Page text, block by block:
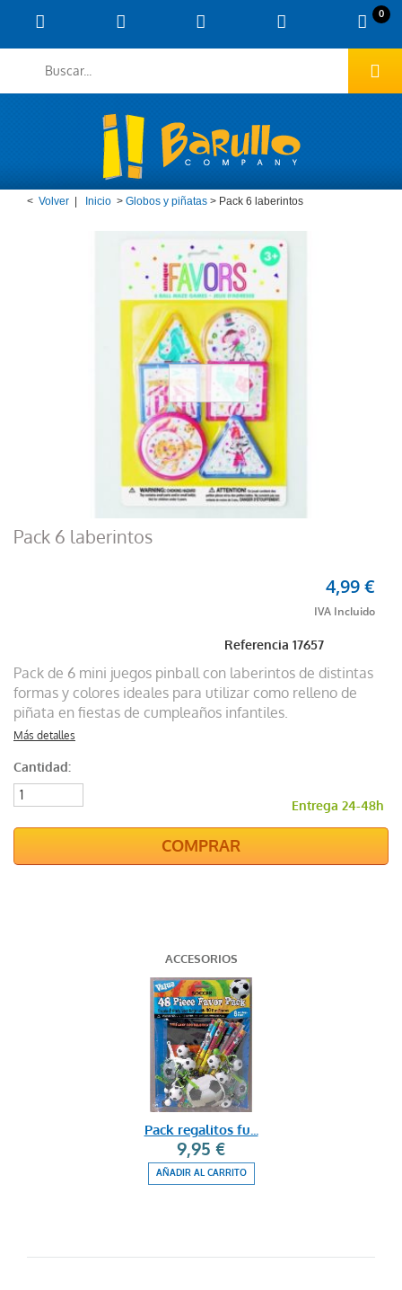
0
< Volver Inicio > Globos y piñatas > Pack 6 laberintos
Pack 6 laberintos
Referencia17657
4,99 €
Pack de 6 mini juegos pinball con laberintos de distintas
formas y colores ideales para utilizar como relleno de
piñata en fiestas de cumpleaños infantiles.
Más detalles
Cantidad:
Entrega 24-48h
COMPRAR
ACCESORIOS
Pack regalitos fu...
9,95 €
AÑADIR AL CARRITO